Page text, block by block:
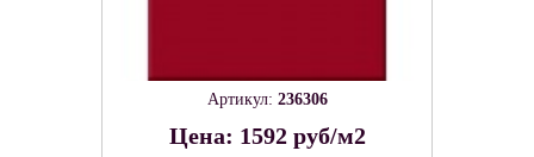
Артикул: 236306
Цена: 1592 руб/м2